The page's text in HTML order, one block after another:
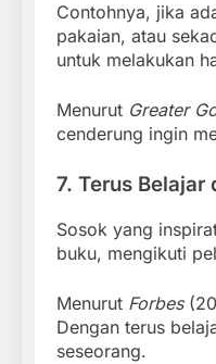
Contohnya, jika
pakaian, atau
untuk melakukan
Menurut Greater
cenderung ingin
7. Terus Belajar
Sosok yang
buku, mengikuti
Menurut Forbes
Dengan terus
seseorang.